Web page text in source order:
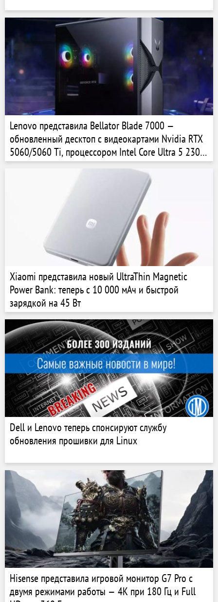
Lenovo представила Bellator Blade 7000 —
обновленный десктоп с видеокартами Nvidia RTX
5060/5060 Ti, процессором Intel Core Ultra 5 230F
и неплохой ценой
Xiaomi представила новый UltraThin Magnetic
Power Bank: теперь с 10 000 мАч и быстрой
зарядкой на 45 Вт
Dell и Lenovo теперь спонсируют службу
обновления прошивки для Linux
Hisense представила игровой монитор G7 Pro с
двумя режимами работы — 4K при 180 Гц и Full